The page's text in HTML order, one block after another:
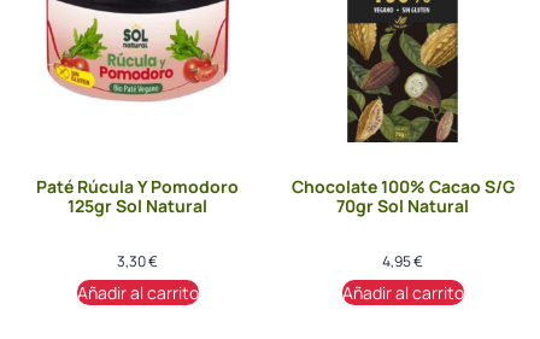
Paté Rúcula Y Pomodoro
125gr Sol Natural
3,30€
Añadir al carrito
Chocolate 100% Cacao S/G
70gr Sol Natural
4,95€
Añadir al carrito